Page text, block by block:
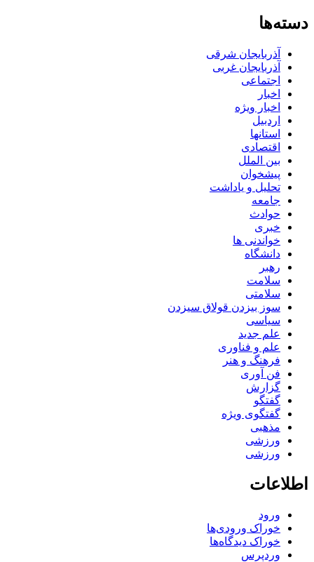
دسته‌ها
آذربایجان شرقی
آذربایجان غربی
اجتماعی
اخبار
اخبار ویژه
اردبیل
استانها
اقتصادی
بین الملل
پیشخوان
تحلیل و یاداشت
جامعه
حوادث
خبری
خواندنی ها
دانشگاه
رهبر
سلامت
سلامتی
سوز بیزدن قولاق سیزدن
سیاسی
علم جدید
علم و فناوری
فرهنگ و هنر
فن آوری
گزارش
گفتگو
گفتگوی ویژه
مذهبی
ورزشی
ورزشی
اطلاعات
ورود
خوراک ورودی‌ها
خوراک دیدگاه‌ها
وردپرس